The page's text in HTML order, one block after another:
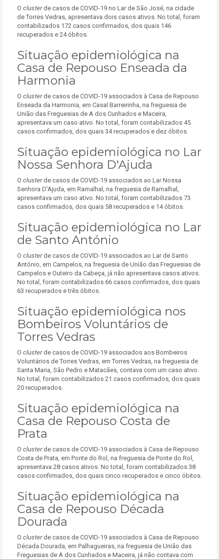
O clusterde casos de COVID-19 no Lar de São José, na cidade
de Torres Vedras, apresentava dois casos ativos. No total, foram
contabilizados 172 casos confirmados, dos quais 146
recuperados e 24 óbitos.
Situação epidemiológica na
Casa de Repouso Enseada da
Harmonia
O clusterde casos de COVID-19 associados à Casa de Repouso
Enseada da Harmonia, em Casal Barreirinha, na freguesia de
União das Freguesias de A dos Cunhados e Maceira,
apresentava um caso ativo. No total, foram contabilizados 45
casos confirmados, dos quais 34 recuperados e dez óbitos.
Situação epidemiológica no Lar
Nossa Senhora D'Ajuda
O clusterde casos de COVID-19 associados ao Lar Nossa
Senhora D'Ajuda, em Ramalhal, na freguesia de Ramalhal,
apresentava um caso ativo. No total, foram contabilizados 73
casos confirmados, dos quais 58 recuperados e 14 óbitos.
Situação epidemiológica no Lar
de Santo António
O clusterde casos de COVID-19 associados ao Lar de Santo
António, em Campelos, na freguesia de União das Freguesias de
Campelos e Outeiro da Cabeça, já não apresentava casos ativos.
No total, foram contabilizados 66 casos confirmados, dos quais
63 recuperados e três óbitos.
Situação epidemiológica nos
Bombeiros Voluntários de
Torres Vedras
O clusterde casos de COVID-19 associados aos Bombeiros
Voluntários de Torres Vedras, em Torres Vedras, na freguesia de
Santa Maria, São Pedro e Matacães, contava com um caso ativo.
No total, foram contabilizados 21 casos confirmados, dos quais
20 recuperados.
Situação epidemiológica na
Casa de Repouso Costa de
Prata
O clusterde casos de COVID-19 associados à Casa de Repouso
Costa de Prata, em Ponte do Rol, na freguesia de Ponte do Rol,
apresentava 28 casos ativos. No total, foram contabilizados 38
casos confirmados, dos quais cinco recuperados e cinco óbitos.
Situação epidemiológica na
Casa de Repouso Década
Dourada
O clusterde casos de COVID-19 associados à Casa de Repouso
Década Dourada, em Palhagueiras, na freguesia de União das
Freguesias de A dos Cunhados e Maceira, já não contava com